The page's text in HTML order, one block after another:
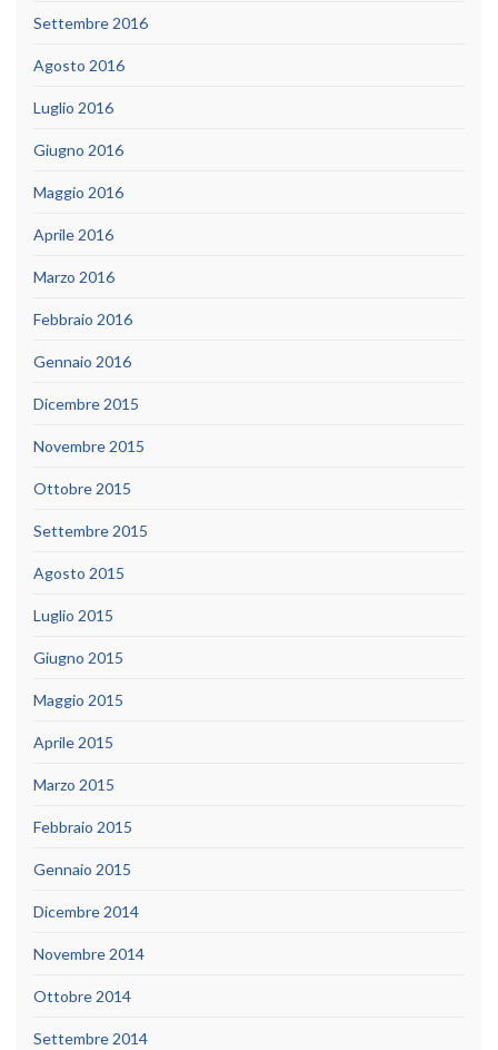
Settembre 2016
Agosto 2016
Luglio 2016
Giugno 2016
Maggio 2016
Aprile 2016
Marzo 2016
Febbraio 2016
Gennaio 2016
Dicembre 2015
Novembre 2015
Ottobre 2015
Settembre 2015
Agosto 2015
Luglio 2015
Giugno 2015
Maggio 2015
Aprile 2015
Marzo 2015
Febbraio 2015
Gennaio 2015
Dicembre 2014
Novembre 2014
Ottobre 2014
Settembre 2014